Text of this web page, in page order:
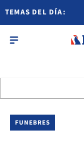
TEMAS DEL DÍA:
FUNEBRES